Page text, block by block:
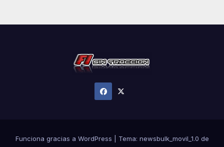
Funciona gracias a WordPress Tema: newsbulk_movil_1.0 de